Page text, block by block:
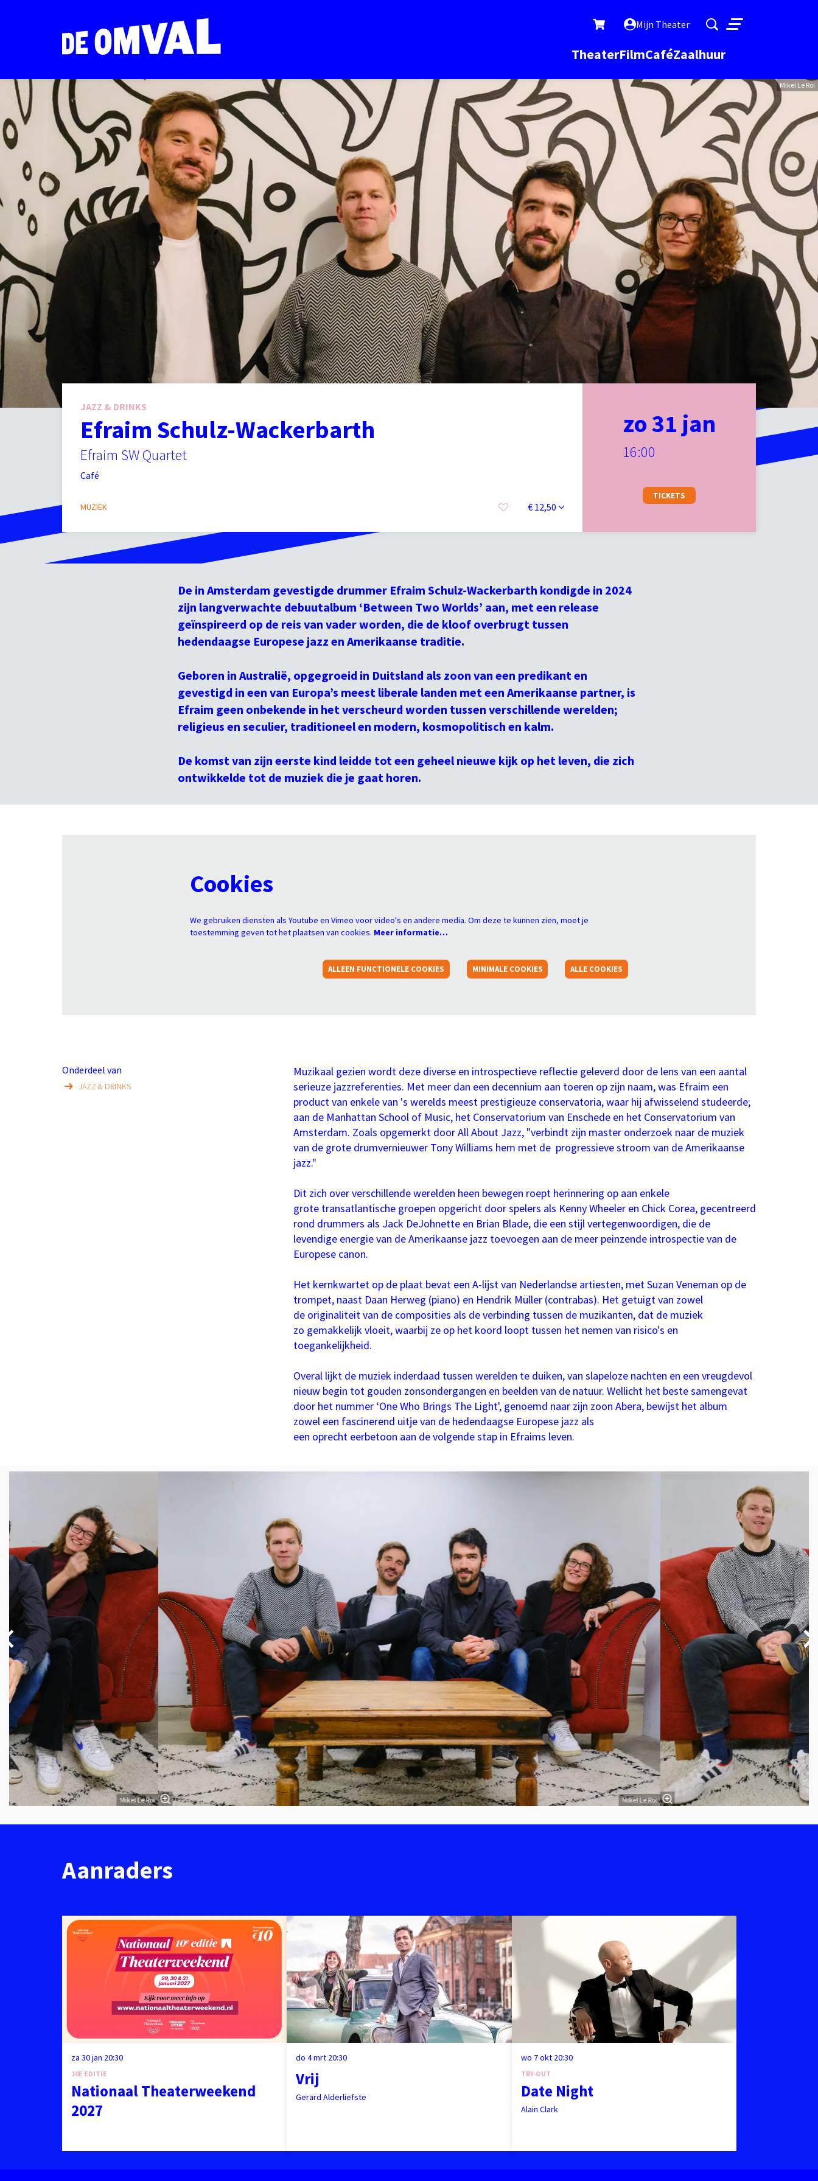
Mijn Theater
TheaterFilmCaféZaalhuur
Menu
Mikel Le Roi
Efraim Schulz-Wackerbarth
Efraim SW Quartet
JAZZ & DRINKS
Café
MUZIEK € 12,50
zo 31 jan
16:00
TICKETS
De in Amsterdam gevestigde drummer Efraim Schulz-Wackerbarth kondigde in 2024
zijn langverwachte debuutalbum ‘Between Two Worlds’ aan, met een release
geïnspireerd op de reis van vader worden, die de kloof overbrugt tussen
hedendaagse Europese jazz en Amerikaanse traditie.
Geboren in Australië, opgegroeid in Duitsland als zoon van een predikant en
gevestigd in een van Europa’s meest liberale landen met een Amerikaanse partner, is
Efraim geen onbekende in het verscheurd worden tussen verschillende werelden;
religieus en seculier, traditioneel en modern, kosmopolitisch en kalm.
De komst van zijn eerste kind leidde tot een geheel nieuwe kijk op het leven, die zich
ontwikkelde tot de muziek die je gaat horen.
Cookies
We gebruiken diensten als Youtube en Vimeo voor video's en andere media. Om deze te kunnen zien, moet je
toestemming geven tot het plaatsen van cookies. Meer informatie…
ALLEEN FUNCTIONELE COOKIES MINIMALE COOKIES ALLE COOKIES
Muzikaal gezien wordt deze diverse en introspectieve reflectie geleverd door de lens van een aantal
serieuze jazzreferenties. Met meer dan een decennium aan toeren op zijn naam, was Efraim een
product van enkele van 's werelds meest prestigieuze conservatoria, waar hij afwisselend studeerde;
aan de Manhattan School of Music, het Conservatorium van Enschede en het Conservatorium van
Amsterdam. Zoals opgemerkt door All About Jazz, "verbindt zijn master onderzoek naar de muziek
van de grote drumvernieuwer Tony Williams hem met de progressieve stroom van de Amerikaanse
jazz."
Dit zich over verschillende werelden heen bewegen roept herinnering op aan enkele
grote transatlantische groepen opgericht door spelers als Kenny Wheeler en Chick Corea, gecentreerd
rond drummers als Jack DeJohnette en Brian Blade, die een stijl vertegenwoordigen, die de
levendige energie van de Amerikaanse jazz toevoegen aan de meer peinzende introspectie van de
Europese canon.
Het kernkwartet op de plaat bevat een A-lijst van Nederlandse artiesten, met Suzan Veneman op de
trompet, naast Daan Herweg (piano) en Hendrik Müller (contrabas). Het getuigt van zowel
de originaliteit van de composities als de verbinding tussen de muzikanten, dat de muziek
zo gemakkelijk vloeit, waarbij ze op het koord loopt tussen het nemen van risico's en
toegankelijkheid.
Overal lijkt de muziek inderdaad tussen werelden te duiken, van slapeloze nachten en een vreugdevol
nieuw begin tot gouden zonsondergangen en beelden van de natuur. Wellicht het beste samengevat
door het nummer ‘One Who Brings The Light', genoemd naar zijn zoon Abera, bewijst het album
zowel een fascinerend uitje van de hedendaagse Europese jazz als
een oprecht eerbetoon aan de volgende stap in Efraims leven.
Onderdeel van
JAZZ & DRINKS
Mikel Le Roi Mikel Le Roi
Inzoomen
Aanraders
Nationaal Theaterweekend
2027
10E EDITIE
za 30 jan 20:30
Vrij
Gerard Alderliefste
do 4 mrt 20:30
Date Night
Alain Clark
TRY-OUT
wo 7 okt 20:30